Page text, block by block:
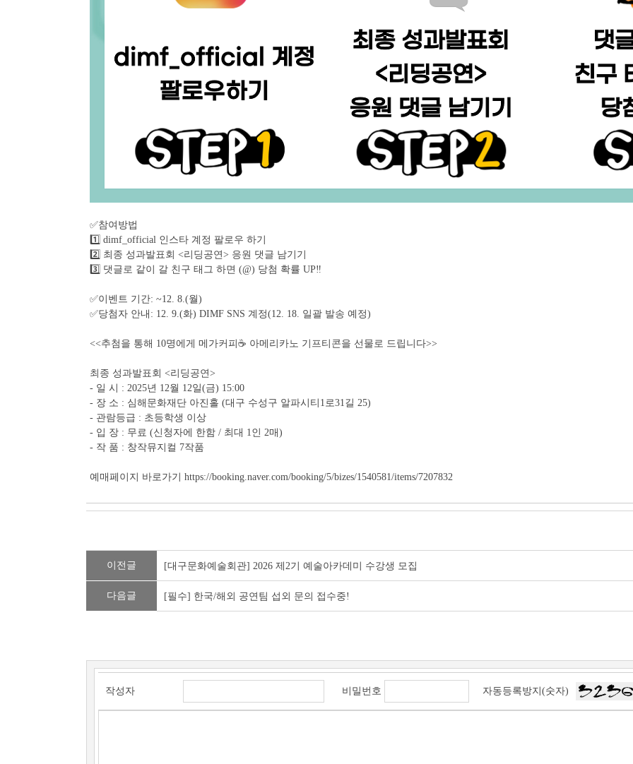
✅참여방법
1️⃣ dimf_official 인스타 계정 팔로우 하기
2️⃣ 최종 성과발표회 <리딩공연> 응원 댓글 남기기
3️⃣ 댓글로 같이 갈 친구 태그 하면 (@) 당첨 확률 UP‼️
✅이벤트 기간: ~12. 8.(월)
✅️당첨자 안내: 12. 9.(화) DIMF SNS 계정(12. 18. 일괄 발송 예정)
<<추첨을 통해 10명에게 메가커피☕ 아메리카노 기프티콘을 선물로 드립니다>>
최종 성과발표회 <리딩공연>
- 일 시 : 2025년 12월 12일(금) 15:00
- 장 소 : 심해문화재단 아진홀 (대구 수성구 알파시티1로31길 25)
- 관람등급 : 초등학생 이상
- 입 장 : 무료 (신청자에 한함 / 최대 1인 2매)
- 작 품 : 창작뮤지컬 7작품
예매페이지 바로가기 https://booking.naver.com/booking/5/bizes/1540581/items/7207832
이전글 [대구문화예술회관] 2026 제2기 예술아카데미 수강생 모집
다음글 [필수] 한국/해외 공연팀 섭외 문의 접수중!
작성자 비밀번호 자동등록방지(숫자)